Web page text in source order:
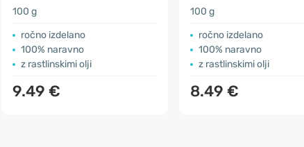
100 g
ročno izdelano
100% naravno
z rastlinskimi olji
9.49 €
100 g
ročno izdelano
100% naravno
z rastlinskimi olji
8.49 €